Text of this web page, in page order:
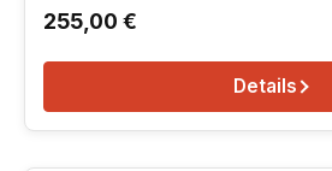
Regulärer Preis:
255,00 €
Details